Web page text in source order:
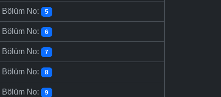
Bölüm No: 5
Bölüm No: 6
Bölüm No: 7
Bölüm No: 8
Bölüm No: 9